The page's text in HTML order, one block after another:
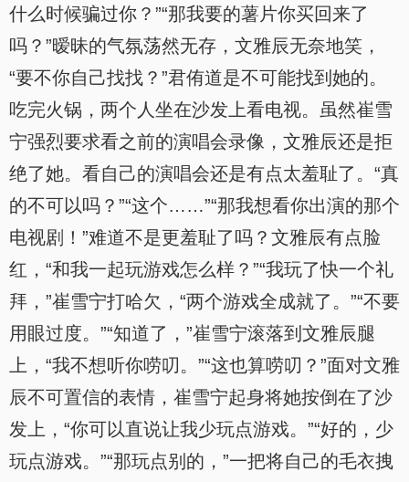
什么时候骗过你？”“那我要的薯片你买回来了
吗？”暧昧的气氛荡然无存，文雅辰无奈地笑，
“要不你自己找找？”君侑道是不可能找到她的。
吃完火锅，两个人坐在沙发上看电视。虽然崔雪
宁强烈要求看之前的演唱会录像，文雅辰还是拒
绝了她。看自己的演唱会还是有点太羞耻了。“真
的不可以吗？”“这个……”“那我想看你出演的那个
电视剧！”难道不是更羞耻了吗？文雅辰有点脸
红，“和我一起玩游戏怎么样？”“我玩了快一个礼
拜，”崔雪宁打哈欠，“两个游戏全成就了。”“不要
用眼过度。”“知道了，”崔雪宁滚落到文雅辰腿
上，“我不想听你唠叨。”“这也算唠叨？”面对文雅
辰不可置信的表情，崔雪宁起身将她按倒在了沙
发上，“你可以直说让我少玩点游戏。”“好的，少
玩点游戏。”“那玩点别的，”一把将自己的毛衣拽